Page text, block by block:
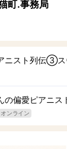
町.事務局
ニスト列伝③ス
の偏愛ピアニ
オンライン